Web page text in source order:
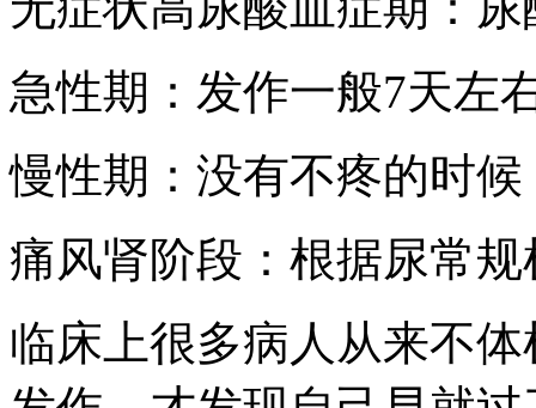
急性期：发作一般7天左
慢性期：没有不疼的时候
痛风肾阶段：根据尿常
临床上很多病人从来不